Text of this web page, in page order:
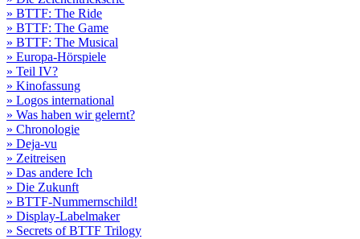
» BTTF: The Ride
» BTTF: The Game
» BTTF: The Musical
» Europa-Hörspiele
» Teil IV?
» Kinofassung
» Logos international
» Was haben wir gelernt?
» Chronologie
» Deja-vu
» Zeitreisen
» Das andere Ich
» Die Zukunft
» BTTF-Nummernschild!
» Display-Labelmaker
» Secrets of BTTF Trilogy